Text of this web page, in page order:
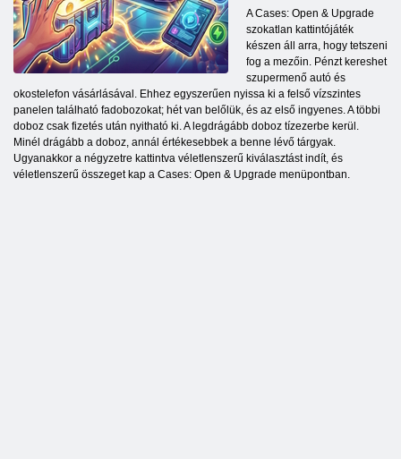
A Cases: Open & Upgrade
szokatlan kattintójáték
készen áll arra, hogy tetszeni
fog a mezőin. Pénzt kereshet
szupermenő autó és
okostelefon vásárlásával. Ehhez egyszerűen nyissa ki a felső vízszintes
panelen található fadobozokat; hét van belőlük, és az első ingyenes. A többi
doboz csak fizetés után nyitható ki. A legdrágább doboz tízezerbe kerül.
Minél drágább a doboz, annál értékesebbek a benne lévő tárgyak.
Ugyanakkor a négyzetre kattintva véletlenszerű kiválasztást indít, és
véletlenszerű összeget kap a Cases: Open & Upgrade menüpontban.